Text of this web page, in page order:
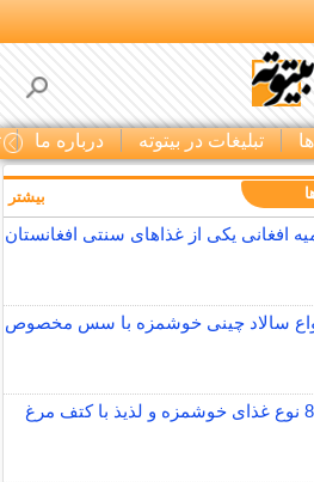
تبلیغات در بیتوته درباره ما
افغانی یکی از غذاهای سنتی افغانستان
سالاد چینی خوشمزه با سس مخصوص
بیشتر